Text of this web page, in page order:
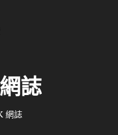
誌
網誌